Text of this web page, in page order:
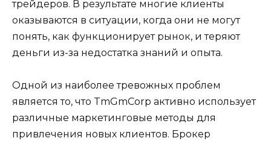
трейдеров. В результате многие клиенты
оказываются в ситуации, когда они не могут
понять, как функционирует рынок, и теряют
деньги из-за недостатка знаний и опыта.
Одной из наиболее тревожных проблем
является то, что TmGmCorp активно использует
различные маркетинговые методы для
привлечения новых клиентов. Брокер